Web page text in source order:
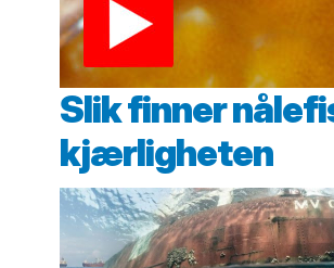
Slik finner
kjærligheten